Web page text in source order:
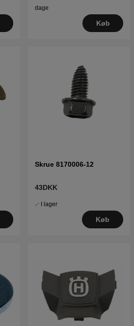
dage
Køb
Skrue 8170006-12
43DKK
I lager
Køb